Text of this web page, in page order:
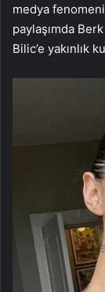
medya fenomeni
paylaşımda
Bilic’e yakınlık